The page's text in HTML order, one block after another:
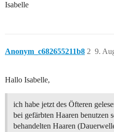
Isabelle
Anonym_c682655211b8 9.
2
Hallo Isabelle,
ich habe jetzt des Öfteren
bei gefärbten Haaren benutzen
behandelten Haaren